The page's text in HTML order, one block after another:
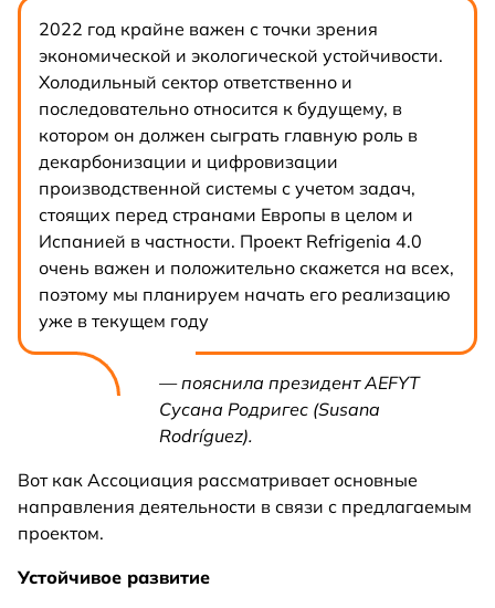
2022 год крайне важен с точки зрения
экономической и экологической устойчивости.
Холодильный сектор ответственно и
последовательно относится к будущему, в
котором он должен сыграть главную роль в
декарбонизации и цифровизации
производственной системы с учетом задач,
стоящих перед странами Европы в целом и
Испанией в частности. Проект Refrigenia 4.0
очень важен и положительно скажется на всех,
поэтому мы планируем начать его реализацию
уже в текущем году
— пояснила президент AEFYT
Сусана Родригес (Susana
Rodríguez).
Вот как Ассоциация рассматривает основные
направления деятельности в связи с предлагаемым
проектом.
Устойчивое развитие